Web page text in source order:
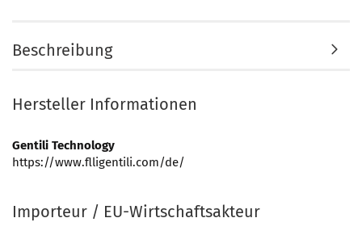
Beschreibung
Hersteller Informationen
Gentili Technology
https://www.flligentili.com/de/
Importeur / EU-Wirtschaftsakteur